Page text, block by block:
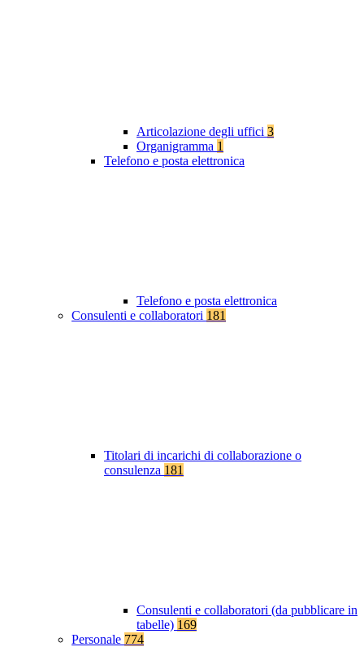
Articolazione degli uffici 3
Organigramma 1
Telefono e posta elettronica
Telefono e posta elettronica
Consulenti e collaboratori 181
Titolari di incarichi di collaborazione o
consulenza 181
Consulenti e collaboratori (da pubblicare in
tabelle) 169
Personale 774